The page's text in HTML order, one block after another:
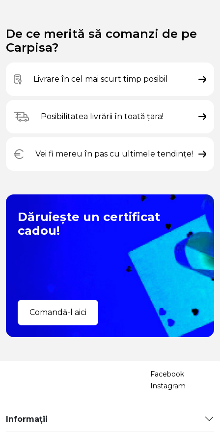
De ce merită să comanzi de pe
Carpisa?
Livrare în cel mai scurt timp posibil
Posibilitatea livrării în toată țara!
Vei fi mereu în pas cu ultimele tendințe!
Dăruiește un certificat
cadou!
Comandă-l aici
Facebook
Instagram
Informații